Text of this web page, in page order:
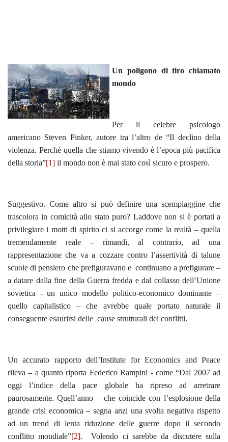
Un poligono di tiro chiamato
mondo
Per il celebre psicologo
americano Steven Pinker, autore tra l’altro de “Il declino della
violenza. Perché quella che stiamo vivendo è l’epoca più pacifica
della storia”[1] il mondo non è mai stato così sicuro e prospero.
Suggestivo. Come altro si può definire una scempiaggine che
trascolora in comicità allo stato puro? Laddove non si è portati a
privilegiare i motti di spirito ci si accorge come la realtà – quella
tremendamente reale – rimandi, al contrario, ad una
rappresentazione che va a cozzare contro l’assertività di talune
scuole di pensiero che prefiguravano e continuano a prefigurare –
a datare dalla fine della Guerra fredda e dal collasso dell’Unione
sovietica - un unico modello politico-economico dominante –
quello capitalistico – che avrebbe quale portato naturale il
conseguente esaurirsi delle cause strutturali dei conflitti.
Un accurato rapporto dell’Institute for Economics and Peace
rileva – a quanto riporta Federico Rampini - come “Dal 2007 ad
oggi l’indice della pace globale ha ripreso ad arretrare
paurosamente. Quell’anno – che coincide con l’esplosione della
grande crisi economica – segna anzi una svolta negativa rispetto
ad un trend di lenta riduzione delle guerre dopo il secondo
conflitto mondiale”[2]. Volendo ci sarebbe da discutere sulla